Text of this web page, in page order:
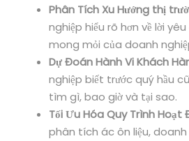
Phân Tích Xu Hướng thị
nghiệp hiểu rõ hơn về lời
mong mỏi của doanh
Dự Đoán Hành Vi Khách
nghiệp biết trước quý hầu
tìm gì, bao giờ và tại sao.
Tối Ưu Hóa Quy Trình Hoạt
phân tích ác ôn liệu, doanh